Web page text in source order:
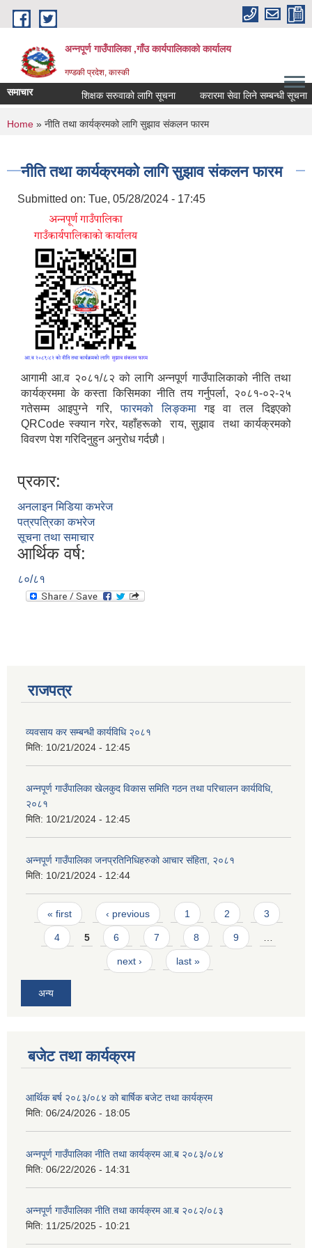
Skip to main content
अन्नपूर्ण गाउँपालिका ,गाँउ कार्यपालिकाको कार्यालय
गण्डकी प्रदेश, कास्की
समाचार शिक्षक सरुवाको लागि सूचना करारमा सेवा लिने सम्बन्धी सूचना ।
You are here
Home » नीति तथा कार्यक्रमको लागि सुझाव संकलन फारम
नीति तथा कार्यक्रमको लागि सुझाव संकलन फारम
Submitted on: Tue, 05/28/2024 - 17:45
आगामी आ.व २०८१/८२ को लागि अन्नपूर्ण गाउँपालिकाको नीति तथा
कार्यक्रममा के कस्ता किसिमका नीति तय गर्नुपर्ला, २०८१-०२-२५
गतेसम्म आइपुग्ने गरि,फारमको लिङ्कमागइ वा तल दिइएको
QRCode स्क्यान गरेर, यहाँहरूको राय, सुझाव तथा कार्यक्रमको
विवरण पेश गरिदिनुहुन अनुरोध गर्दछौ।
प्रकार:
अनलाइन मिडिया कभरेज
पत्रपत्रिका कभरेज
सूचना तथा समाचार
आर्थिक वर्ष:
८०/८१
राजपत्र
व्यवसाय कर सम्बन्धी कार्यविधि २०८१
मिति: 10/21/2024 - 12:45
अन्नपूर्ण गाउँपालिका खेलकुद विकास समिति गठन तथा परिचालन कार्यविधि,
२०८१
मिति: 10/21/2024 - 12:45
अन्नपूर्ण गाउँपालिका जनप्रतिनिधिहरुको आचार संहिता, २०८१
मिति: 10/21/2024 - 12:44
Pages
« first ‹ previous 1 2 3
4 5 6 7 8 9
next › last »
अन्य
बजेट तथा कार्यक्रम
आर्थिक बर्ष २०८३/०८४ को बार्षिक बजेट तथा कार्यक्रम
मिति: 06/24/2026 - 18:05
अन्नपूर्ण गाउँपालिका नीति तथा कार्यक्रम आ.ब २०८३/०८४
मिति: 06/22/2026 - 14:31
अन्नपूर्ण गाउँपालिका नीति तथा कार्यक्रम आ.ब २०८२/०८३
मिति: 11/25/2025 - 10:21